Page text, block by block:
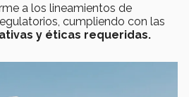
a los lineamientos de
cumpliendo con las
y éticas requeridas.